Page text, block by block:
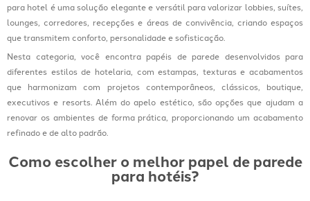
para hotel é uma solução elegante e versátil para valorizar lobbies, suítes,
lounges, corredores, recepções e áreas de convivência, criando espaços
que transmitem conforto, personalidade e sofisticação.
Nesta categoria, você encontra papéis de parede desenvolvidos para
diferentes estilos de hotelaria, com estampas, texturas e acabamentos
que harmonizam com projetos contemporâneos, clássicos, boutique,
executivos e resorts. Além do apelo estético, são opções que ajudam a
renovar os ambientes de forma prática, proporcionando um acabamento
refinado e de alto padrão.
Como escolher o melhor papel de parede
para hotéis?